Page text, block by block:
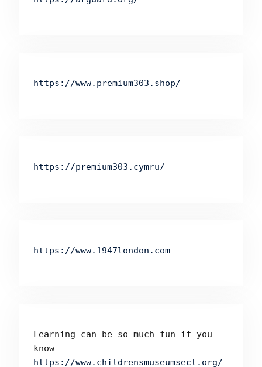
https://www.premium303.shop/
https://premium303.cymru/
https://www.1947london.com
Learning can be so much fun if you
know
https://www.childrensmuseumsect.org/